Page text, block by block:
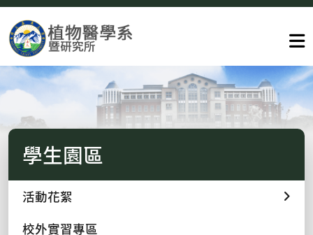
學生園區
活動花絮
校外實習專區